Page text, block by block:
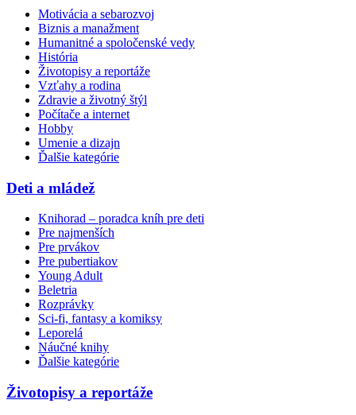
Motivácia a sebarozvoj
Biznis a manažment
Humanitné a spoločenské vedy
História
Životopisy a reportáže
Vzťahy a rodina
Zdravie a životný štýl
Počítače a internet
Hobby
Umenie a dizajn
Ďalšie kategórie
Deti a mládež
Knihorad – poradca kníh pre deti
Pre najmenších
Pre prvákov
Pre pubertiakov
Young Adult
Beletria
Rozprávky
Sci-fi, fantasy a komiksy
Leporelá
Náučné knihy
Ďalšie kategórie
Životopisy a reportáže